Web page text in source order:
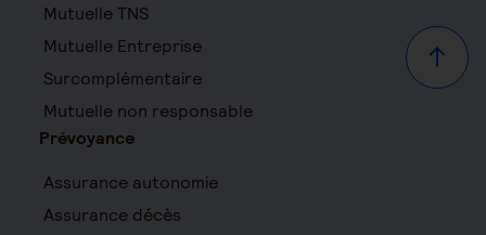
Haut
Mutuelle TNS
Mutuelle Entreprise
Surcomplémentaire
Mutuelle non responsable
Prévoyance
Assurance autonomie
Assurance décès